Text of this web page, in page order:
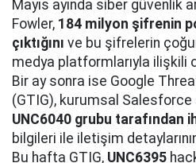
Mayıs ayında siber güvenlik
Fowler, 184 milyon şifrenin
çıktığını ve bu şifrelerin
medya platformlarıyla ilişkili
Bir ay sonra ise Google
(GTIG), kurumsal Salesforce
UNC6040 grubu tarafından
bilgileri ile iletişim detaylarının
Bu hafta GTIG, UNC6395